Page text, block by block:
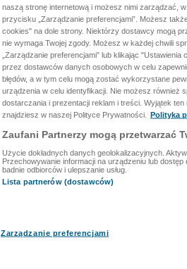
naszą stronę internetową i możesz nimi zarządzać,
przycisku „Zarządzanie preferencjami”. Możesz
cookies" na dole strony. Niektórzy dostawcy mogą
nie wymaga Twojej zgody. Możesz w każdej chwili
„Zarządzanie preferencjami” lub klikając
przez dostawców danych osobowych w celu
błędów, a w tym celu mogą zostać wykorzystane
urządzenia w celu identyfikacji. Nie możesz również
dostarczania i prezentacji reklam i treści. Wyjątek
znajdziesz w naszej Polityce Prywatności.
Polityka
Zaufani Partnerzy mogą przetwarzać
Użycie dokładnych danych geolokalizacyjnych.
Przechowywanie informacji na urządzeniu lub
badnie odbiorców i ulepszanie usług.
Lista partnerów (dostawców)
Zarządzanie preferencjami